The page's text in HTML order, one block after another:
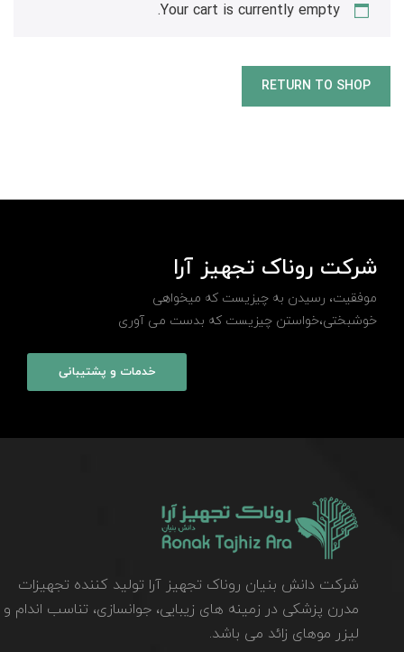
Your cart is currently empty.
RETURN TO SHOP
شرکت روناک تجهیز آرا
موفقیت، رسیدن به چیزیست که میخواهی
خوشبختی،خواستن چیزیست که بدست می آوری
خدمات و پشتیبانی
شرکت دانش بنیان روناک تجهیز آرا تولید کننده تجهیزات
مدرن پزشکی در زمینه های زیبایی، جوانسازی، تناسب اندام و
لیزر موهای زائد می باشد.